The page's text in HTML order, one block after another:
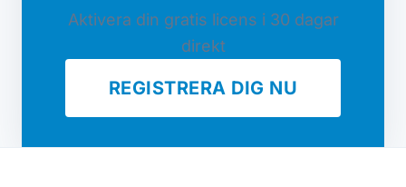
Aktivera din gratis licens i 30 dagar
direkt
REGISTRERA DIG NU